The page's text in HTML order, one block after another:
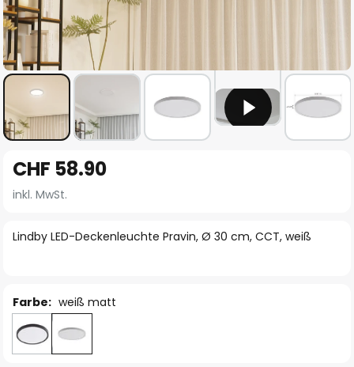
Anfang
der
springen
Lindby LED-Deckenleuchte Pravin, Ø 30 cm, CCT, weiß
CHF 58.90
inkl. MwSt.
Farbe: weiß matt